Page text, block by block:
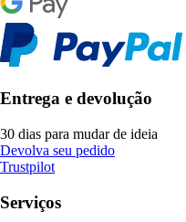
Entrega e devolução
30 dias para mudar de ideia
Devolva seu pedido
Trustpilot
Serviços